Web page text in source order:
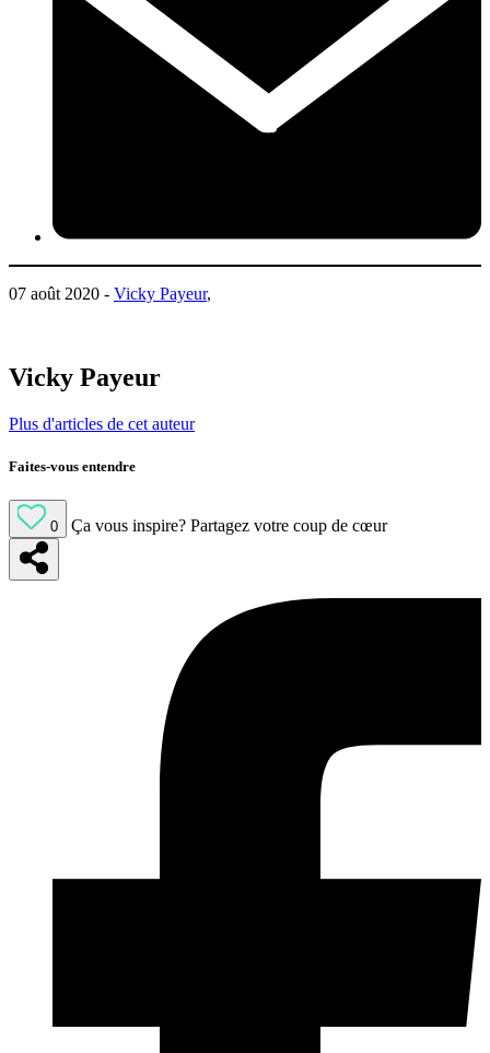
07 août 2020 - Vicky Payeur,
Vicky Payeur
Plus d'articles de cet auteur
Faites-vous entendre
0 Ça vous inspire? Partagez votre coup de cœur